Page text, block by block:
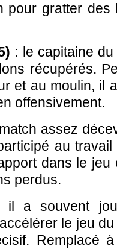
pour gratter
: le capitaine
récupérés.
et au moulin, il
offensivement.
assez
au
dans le jeu
perdus.
il a souvent
le jeu
Remplacé